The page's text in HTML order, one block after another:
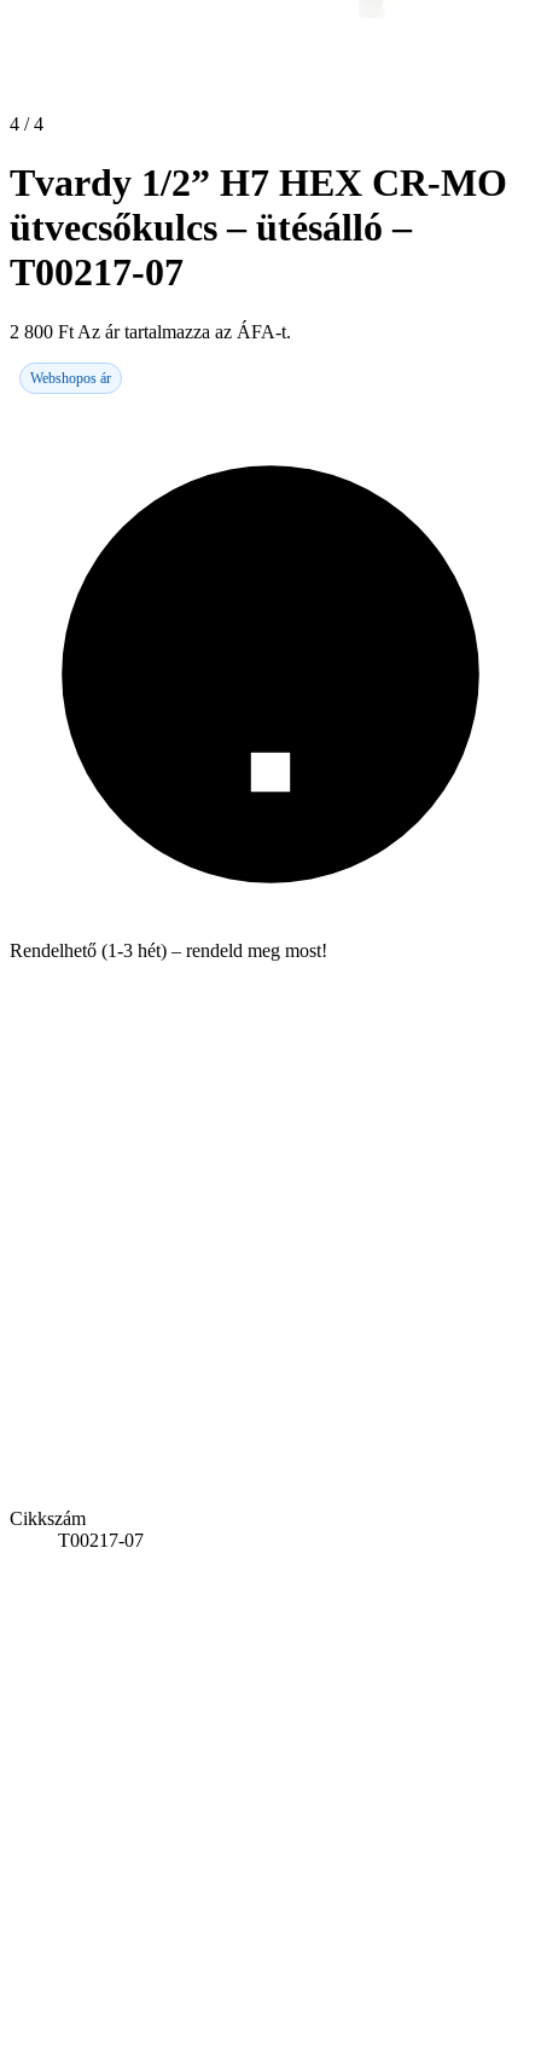
4 / 4
Tvardy 1/2” H7 HEX CR-MO
ütvecsőkulcs – ütésálló –
T00217-07
2 800 Ft Az ár tartalmazza az ÁFA-t.
Webshopos ár
Rendelhető (1-3 hét) – rendeld meg most!
Cikkszám
T00217-07